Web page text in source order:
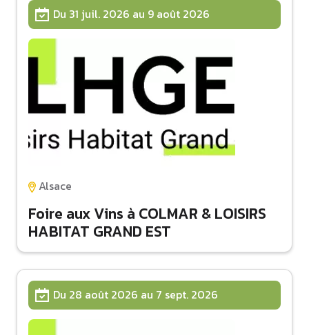
Du 31 juil. 2026 au 9 août 2026
Alsace
Foire aux Vins à COLMAR & LOISIRS
HABITAT GRAND EST
Du 28 août 2026 au 7 sept. 2026